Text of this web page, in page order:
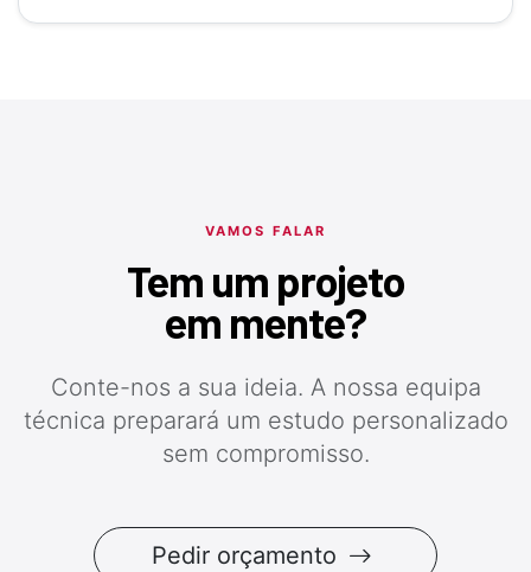
VAMOS FALAR
Tem um projeto
em mente?
Conte-nos a sua ideia. A nossa equipa
técnica preparará um estudo personalizado
sem compromisso.
Pedir orçamento